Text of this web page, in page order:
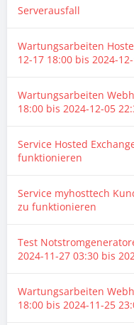
Serverausfall
Wartungsarbeiten
12-17 18:00 bis 2024-
Wartungsarbeiten
18:00 bis 2024-12-05
Service Hosted
funktionieren
Service myhosttech
zu funktionieren
Test
2024-11-27 03:30 bis
Wartungsarbeiten
18:00 bis 2024-11-25